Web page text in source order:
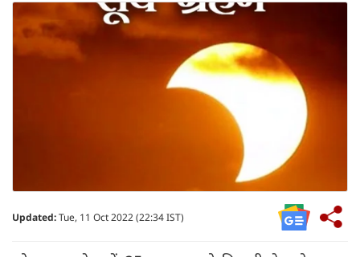
Updated:Tue, 11 Oct 2022 (22:34 IST)